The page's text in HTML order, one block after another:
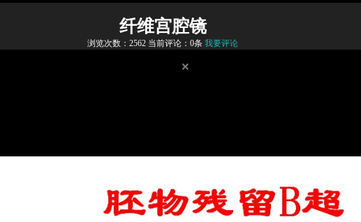
纤维宫腔镜
浏览次数： 2562 当前评论：0条 我要评论